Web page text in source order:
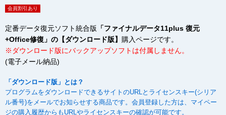
会員割引あり
定番データ復元ソフト統合版 「ファイナルデータ11plus 復元
+Office修復」の【ダウンロード版】 購入ページです。
※ダウンロード版にバックアップソフトは付属しません。
(電子メール納品)
「ダウンロード版」とは？
プログラムをダウンロードできるサイトのURLとライセンスキー(シリア
ル番号)をメールでお知らせする商品です。会員登録した方は、マイペー
ジの購入履歴からもURLやライセンスキーの確認が可能です。